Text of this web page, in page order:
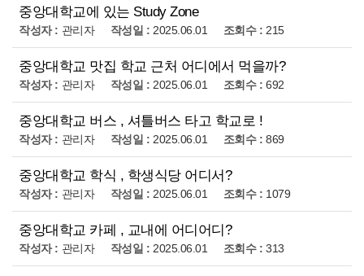
중앙대학교에 있는 Study Zone
관리자 2025.06.01 215
중앙대학교 맛집 학교 근처 어디에서 먹을까?
관리자 2025.06.01 692
중앙대학교 버스 , 셔틀버스 타고 학교로 !
관리자 2025.06.01 869
중앙대학교 학식 , 학생식당 어디서?
관리자 2025.06.01 1079
중앙대학교 카페 , 교내에 어디어디?
관리자 2025.06.01 313